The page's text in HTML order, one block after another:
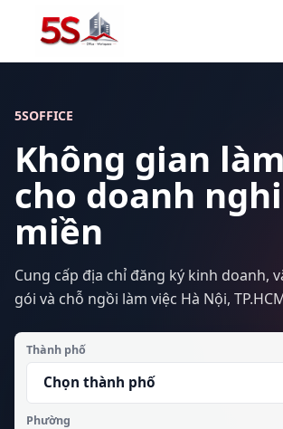
5SOFFICE
Không gian
cho doanh
miền
Cung cấp địa chỉ đăng ký kinh doanh,
gói và chỗ ngồi làm việc Hà Nội,
Thành phố
Phường